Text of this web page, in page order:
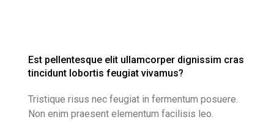
Est pellentesque elit ullamcorper dignissim cras
tincidunt lobortis feugiat vivamus?
Tristique risus nec feugiat in fermentum posuere.
Non enim praesent elementum facilisis leo.